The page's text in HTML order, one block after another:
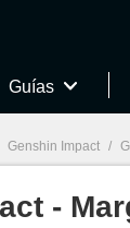
Guías
Genshin Impact /
-